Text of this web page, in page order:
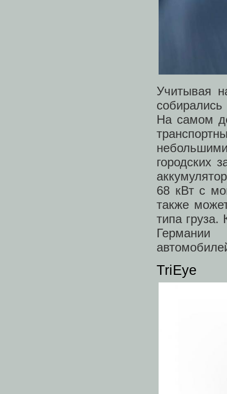
Учитывая
На самом
городских
68 кВт с
также
типа груза.
Германии
TriEye